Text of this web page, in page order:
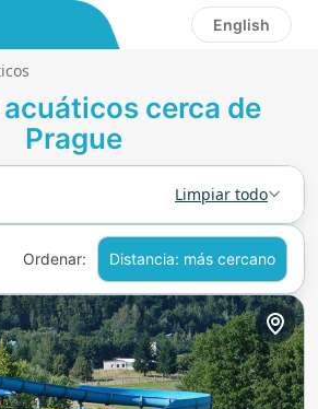
English
cerca de
Prague
Limpiar todo
Ordenar: Distancia: más cercano